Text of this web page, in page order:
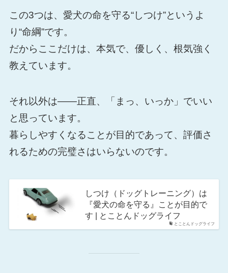
この3つは、愛犬の命を守る“しつけ”というよ
り“命綱”です。
だからここだけは、本気で、優しく、根気強く
教えています。
それ以外は――正直、「まっ、いっか」でいい
と思っています。
暮らしやすくなることが目的であって、評価さ
れるための完璧さはいらないのです。
とことんドッグライフ
しつけ（ドッグトレーニング）は
『愛犬の命を守る』ことが目的で
す | とことんドッグライフ